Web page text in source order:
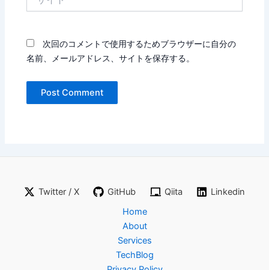
次回のコメントで使用するためブラウザーに自分の
名前、メールアドレス、サイトを保存する。
Twitter / X GitHub Qiita
Linkedin
Home
About
Services
TechBlog